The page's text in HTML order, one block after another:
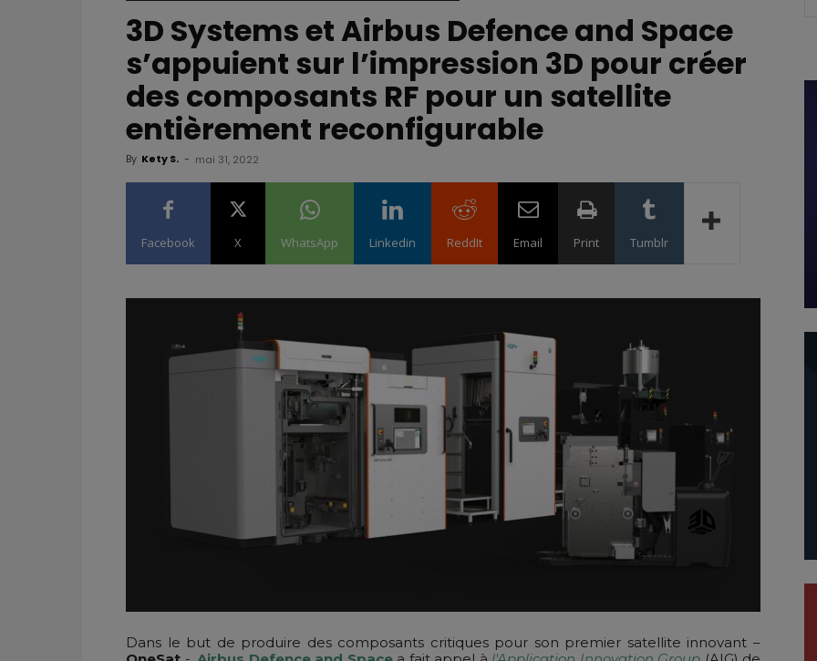
3D Systems et Airbus Defence and Space
s’appuient sur l’impression 3D pour créer
des composants RF pour un satellite
entièrement reconfigurable
By Kety S. - mai 31, 2022
Facebook X WhatsApp Linkedin ReddIt Email Print Tumblr
Dans le but de produire des composants critiques pour son premier satellite innovant –